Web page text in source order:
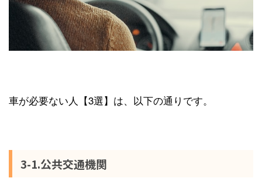
車が必要ない人【3選】は、以下の通りです。
3-1.公共交通機関